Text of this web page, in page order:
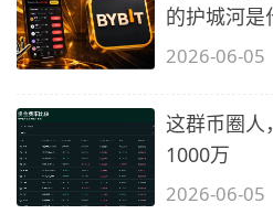
的护城河是
2026-06-05
这群币圈人
1000万
2026-06-05